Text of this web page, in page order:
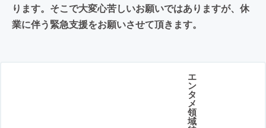
ります。そこで大変心苦しいお願いではありますが、休
業に伴う緊急支援をお願いさせて頂きます。
エ
ン
タ
メ
領
域